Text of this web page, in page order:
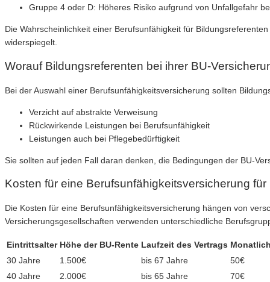
Gruppe 4 oder D: Höheres Risiko aufgrund von Unfallgefahr
Die Wahrscheinlichkeit einer Berufsunfähigkeit für
widerspiegelt.
Worauf Bildungsreferenten bei ihrer BU-
Bei der Auswahl einer Berufsunfähigkeitsversicherung sollten
Verzicht auf abstrakte Verweisung
Rückwirkende Leistungen bei Berufsunfähigkeit
Leistungen auch bei Pflegebedürftigkeit
Sie sollten auf jeden Fall daran denken, die Bedingungen der BU-
Kosten für eine Berufsunfähigkeitsversicherung
Die Kosten für eine Berufsunfähigkeitsversicherung hängen von
Versicherungsgesellschaften verwenden unterschiedliche
Eintrittsalter Höhe der BU-Rente Laufzeit des Vertrags
30 Jahre
1.500€ bis 67 Jahre
50€
40 Jahre
2.000€ bis 65 Jahre
70€